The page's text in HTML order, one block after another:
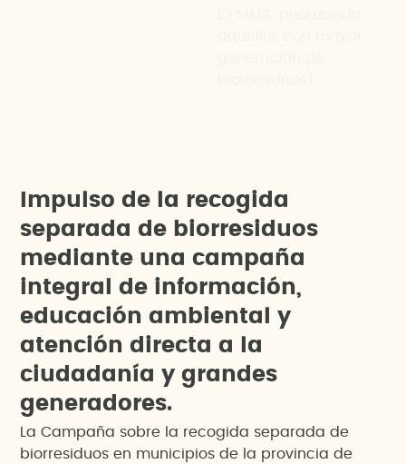
mpu so de la recogida
separada de biorresiduos
mediante una campaña
integra de información,
educación ambienta
y
atención directa a la
ciudadanía y grandes
generadores.
La Campaña sobre la recogida separada de
biorresiduos en municipios de la provincia de